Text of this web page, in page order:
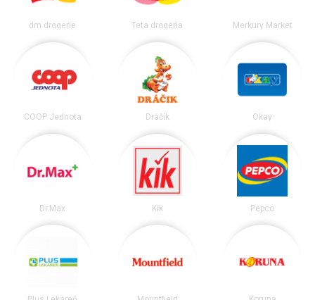
dm drogerie Teta drogéria Merkury Market
COOP Jednota Dráčik Okay
Dr.Max Kik Pepco